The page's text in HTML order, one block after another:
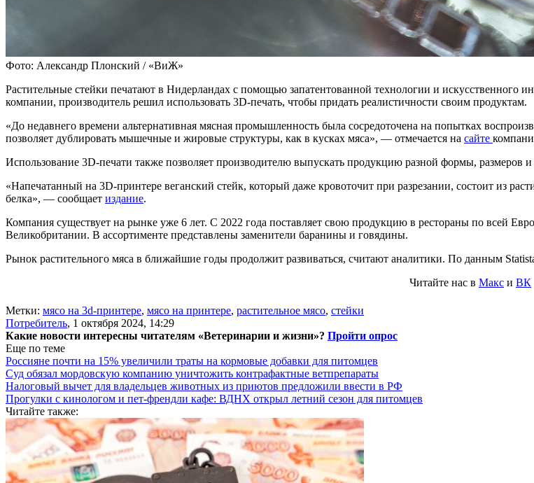
Фото: Александр Плонский / «ВиЖ»
Растительные стейки печатают в Нидерландах с помощью запатентованной технологии и искусственного
компании, производитель решил использовать 3D-печать, чтобы придать реалистичности своим продуктам.
«До недавнего времени альтернативная мясная промышленность была сосредоточена на попытках
позволяет дублировать мышечные и жировые структуры, как в кусках мяса», — отмечается на сайте
Использование 3D-печати также позволяет производителю выпускать продукцию разной формы,
«Напечатанный на 3D-принтере веганский стейк, который даже кровоточит при разрезании, состоит из
белка», — сообщает издание.
Компания существует на рынке уже 6 лет. С 2022 года поставляет свою продукцию в рестораны по всей
Великобритании. В ассортименте представлены заменители баранины и говядины.
Рынок растительного мяса в ближайшие годы продолжит развиваться, считают аналитики. По данным
Читайте нас в Макс и ВК
Метки: мясо на 3d-принтере, мясо на принтере, растительное мясо, стейки
Потребитель, 1 октября 2024, 14:29
Какие новости интересны читателям «Ветеринарии и жизни»? Пройти опрос
Еще по теме
Россияне почти на 15% увеличили траты на кормовые добавки для питомцев
Суд обязал мордовскую компанию уничтожить контрафактные ветпрепараты
Налоговый вычет для владельцев животных из приютов предложили ввести в РФ
Прогулки с кинологом и пет-френдли кафе: ВДНХ открыл летний сезон для питомцев
Читайте также: